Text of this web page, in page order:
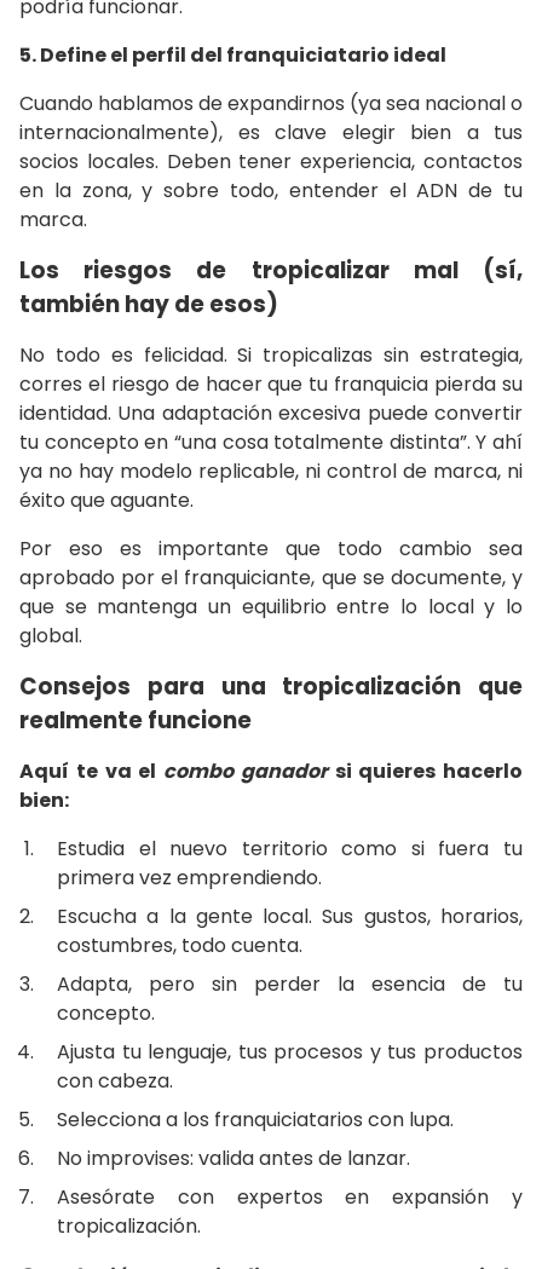
podría funcionar.
5. Define el perfil del franquiciatario ideal
Cuando hablamos de expandirnos (ya sea nacional o
internacionalmente), es clave elegir bien a tus
socios locales. Deben tener experiencia, contactos
en la zona, y sobre todo, entender el ADN de tu
marca.
Los riesgos de tropicalizar mal (sí,
también hay de esos)
No todo es felicidad. Si tropicalizas sin estrategia,
corres el riesgo de hacer que tu franquicia pierda su
identidad. Una adaptación excesiva puede convertir
tu concepto en “una cosa totalmente distinta”. Y ahí
ya no hay modelo replicable, ni control de marca, ni
éxito que aguante.
Por eso es importante que todo cambio sea
aprobado por el franquiciante, que se documente, y
que se mantenga un equilibrio entre lo local y lo
global.
Consejos para una tropicalización que
realmente funcione
Aquí te va el combo ganadorsi quieres hacerlo
bien:
Estudia el nuevo territorio como si fuera tu
primera vez emprendiendo.
Escucha a la gente local. Sus gustos, horarios,
costumbres, todo cuenta.
Adapta, pero sin perder la esencia de tu
concepto.
Ajusta tu lenguaje, tus procesos y tus productos
con cabeza.
Selecciona a los franquiciatarios con lupa.
No improvises: valida antes de lanzar.
Asesórate con expertos en expansión y
tropicalización.